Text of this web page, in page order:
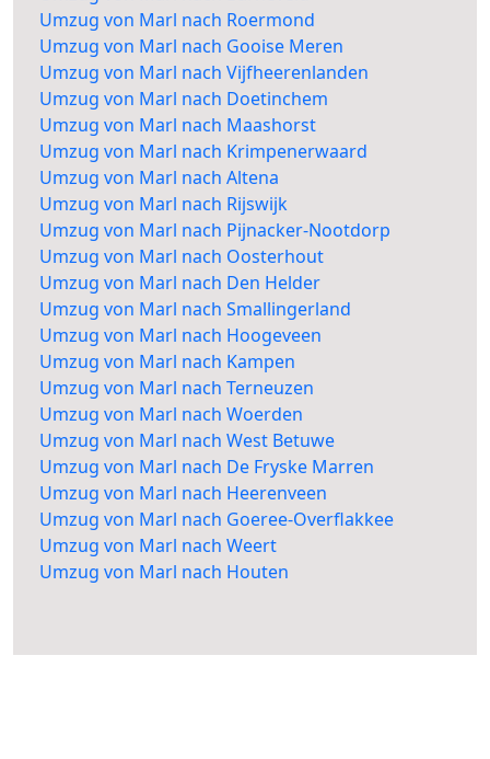
Umzug von Marl nach Roermond
Umzug von Marl nach Gooise Meren
Umzug von Marl nach Vijfheerenlanden
Umzug von Marl nach Doetinchem
Umzug von Marl nach Maashorst
Umzug von Marl nach Krimpenerwaard
Umzug von Marl nach Altena
Umzug von Marl nach Rijswijk
Umzug von Marl nach Pijnacker-Nootdorp
Umzug von Marl nach Oosterhout
Umzug von Marl nach Den Helder
Umzug von Marl nach Smallingerland
Umzug von Marl nach Hoogeveen
Umzug von Marl nach Kampen
Umzug von Marl nach Terneuzen
Umzug von Marl nach Woerden
Umzug von Marl nach West Betuwe
Umzug von Marl nach De Fryske Marren
Umzug von Marl nach Heerenveen
Umzug von Marl nach Goeree-Overflakkee
Umzug von Marl nach Weert
Umzug von Marl nach Houten